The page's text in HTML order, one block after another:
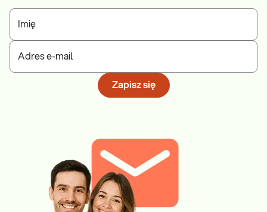
Imię
Adres e-mail
Zapisz się